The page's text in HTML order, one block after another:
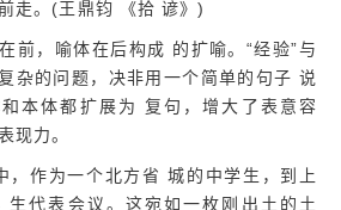
走。(王鼎钧 《拾 谚》)
前，喻体在后构成 的扩喻。“经验”与
杂的问题，决非用一个简单的句子 说
本体都扩展为 复句，增大了表意容
现力。
，作为一个北方省 城的中学生，到上
生代表会议。这宛如一枚刚出土的土